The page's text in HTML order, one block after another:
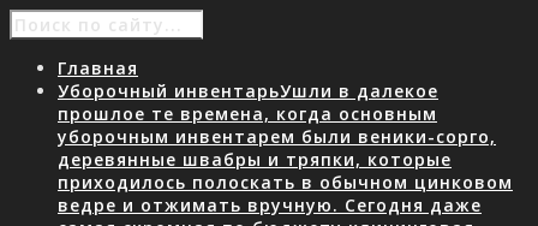
Главная
Уборочный инвентарьУшли в далекое
прошлое те времена, когда основным
уборочным инвентарем были веники-сорго,
деревянные швабры и тряпки, которые
приходилось полоскать в обычном цинковом
ведре и отжимать вручную. Сегодня даже